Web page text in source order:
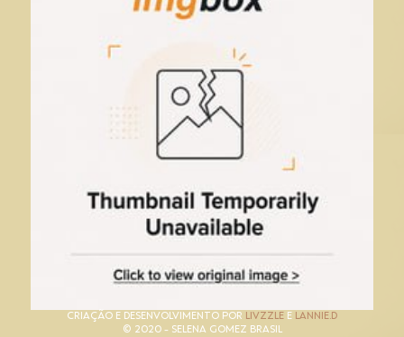
CRIAÇÃO E DESENVOLVIMENTO POR LIVZZLE E LANNIE.D
© 2020 - SELENA GOMEZ BRASIL